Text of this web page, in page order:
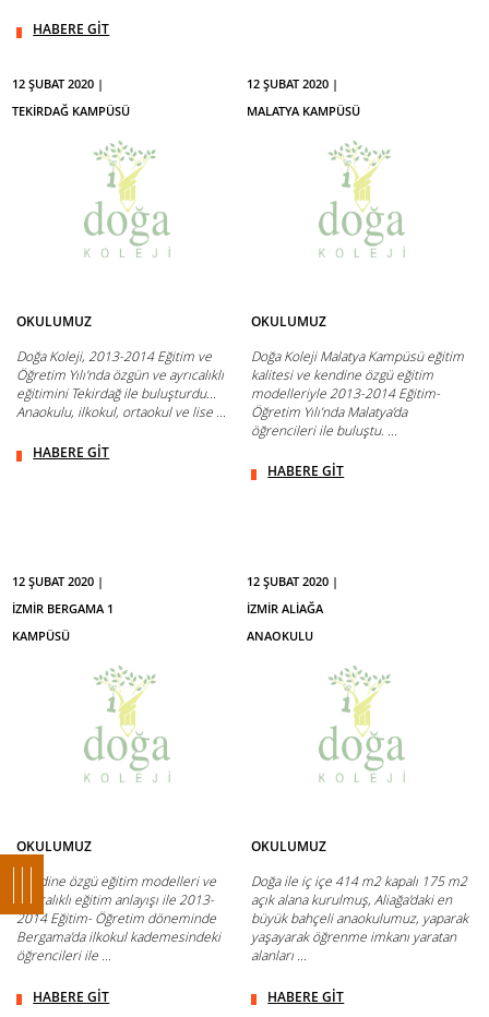
HABERE GİT
12 ŞUBAT 2020 |
TEKİRDAĞ KAMPÜSÜ
OKULUMUZ
Doğa Koleji, 2013-2014 Eğitim ve
Öğretim Yılı'nda özgün ve ayrıcalıklı
eğitimini Tekirdağ ile buluşturdu...
Anaokulu, ilkokul, ortaokul ve lise ...
HABERE GİT
12 ŞUBAT 2020 |
MALATYA KAMPÜSÜ
OKULUMUZ
Doğa Koleji Malatya Kampüsü eğitim
kalitesi ve kendine özgü eğitim
modelleriyle 2013-2014 Eğitim-
Öğretim Yılı’nda Malatya’da
öğrencileri ile buluştu. ...
HABERE GİT
12 ŞUBAT 2020 |
İZMİR BERGAMA 1
KAMPÜSÜ
OKULUMUZ
Kendine özgü eğitim modelleri ve
ayrıcalıklı eğitim anlayışı ile 2013-
2014 Eğitim- Öğretim döneminde
Bergama’da ilkokul kademesindeki
öğrencileri ile ...
HABERE GİT
12 ŞUBAT 2020 |
İZMİR ALİAĞA
ANAOKULU
OKULUMUZ
Doğa ile iç içe 414 m2 kapalı 175 m2
açık alana kurulmuş, Aliağa'daki en
büyük bahçeli anaokulumuz, yaparak
yaşayarak öğrenme imkanı yaratan
alanları ...
HABERE GİT